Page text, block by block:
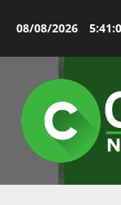
para08/08/2026